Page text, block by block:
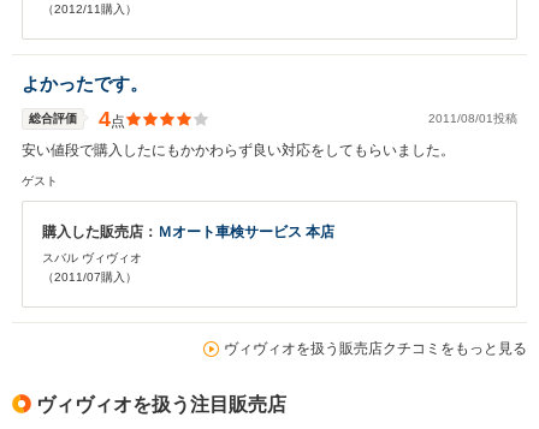
（2012/11購入）
よかったです。
総合評価 4点 2011/08/01投稿
安い値段で購入したにもかかわらず良い対応をしてもらいました。
ゲスト
購入した販売店： Ｍオート車検サービス 本店
スバル ヴィヴィオ
（2011/07購入）
ヴィヴィオを扱う販売店クチコミをもっと見る
ヴィヴィオを扱う注目販売店